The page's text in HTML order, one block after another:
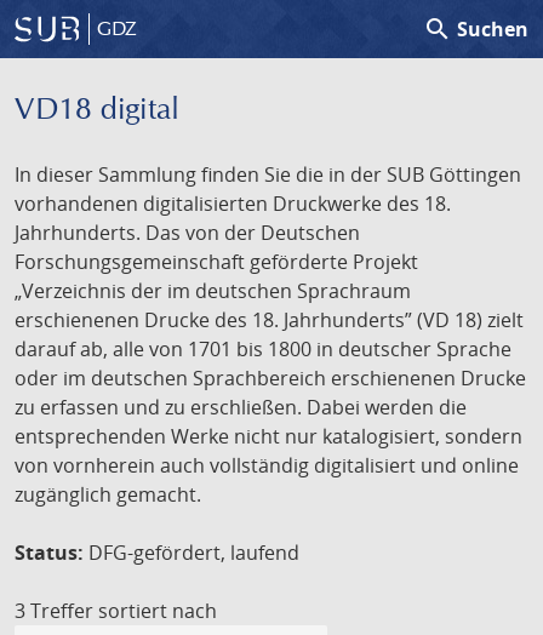
GDZ search Suchen
VD18 digital
In dieser Sammlung finden Sie die in der SUB Göttingen
vorhandenen digitalisierten Druckwerke des 18.
Jahrhunderts. Das von der Deutschen
Forschungsgemeinschaft geförderte Projekt
„Verzeichnis der im deutschen Sprachraum
erschienenen Drucke des 18. Jahrhunderts” (VD 18) zielt
darauf ab, alle von 1701 bis 1800 in deutscher Sprache
oder im deutschen Sprachbereich erschienenen Drucke
zu erfassen und zu erschließen. Dabei werden die
entsprechenden Werke nicht nur katalogisiert, sondern
von vornherein auch vollständig digitalisiert und online
zugänglich gemacht.
Status: DFG-gefördert, laufend
3 Treffer sortiert nach